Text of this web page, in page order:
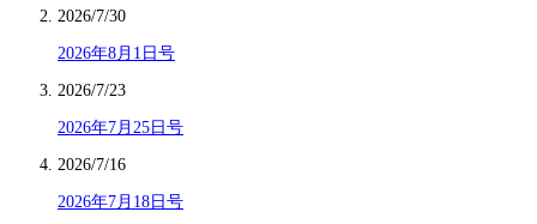
2026/7/30
2026年8月1日号
2026/7/23
2026年7月25日号
2026/7/16
2026年7月18日号